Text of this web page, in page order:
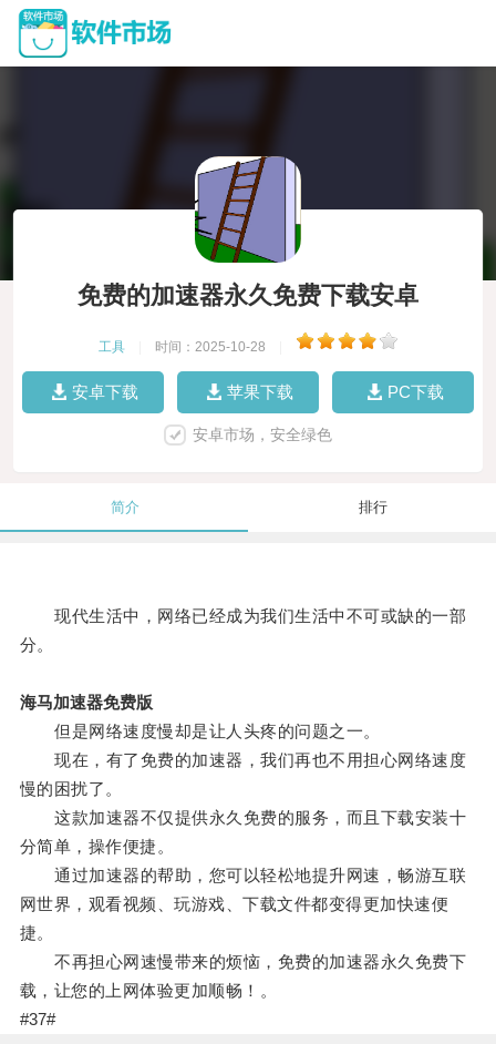
免费的加速器永久免费下载安卓
工具 时间：2025-10-28
安卓下载 苹果下载 PC下载
安卓市场，安全绿色
简介 排行
现代生活中，网络已经成为我们生活中不可或缺的一部
分。
海马加速器免费版
但是网络速度慢却是让人头疼的问题之一。
现在，有了免费的加速器，我们再也不用担心网络速度
慢的困扰了。
这款加速器不仅提供永久免费的服务，而且下载安装十
分简单，操作便捷。
通过加速器的帮助，您可以轻松地提升网速，畅游互联
网世界，观看视频、玩游戏、下载文件都变得更加快速便
捷。
不再担心网速慢带来的烦恼，免费的加速器永久免费下
载，让您的上网体验更加顺畅！。
#37#